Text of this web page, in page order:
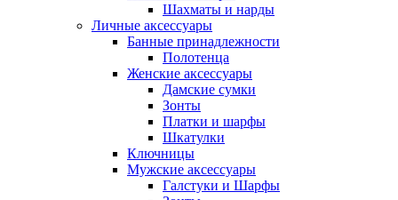
Шахматы и нарды
Личные аксессуары
Банные принадлежности
Полотенца
Женские аксессуары
Дамские сумки
Зонты
Платки и шарфы
Шкатулки
Ключницы
Мужские аксессуары
Галстуки и Шарфы